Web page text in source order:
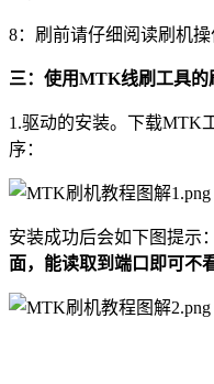
8：刷前请仔细阅读刷机
三：使用MTK线刷工具的
1.驱动的安装。下载MTK
序：
安装成功后会如下图提示：
面，能读取到端口即可不